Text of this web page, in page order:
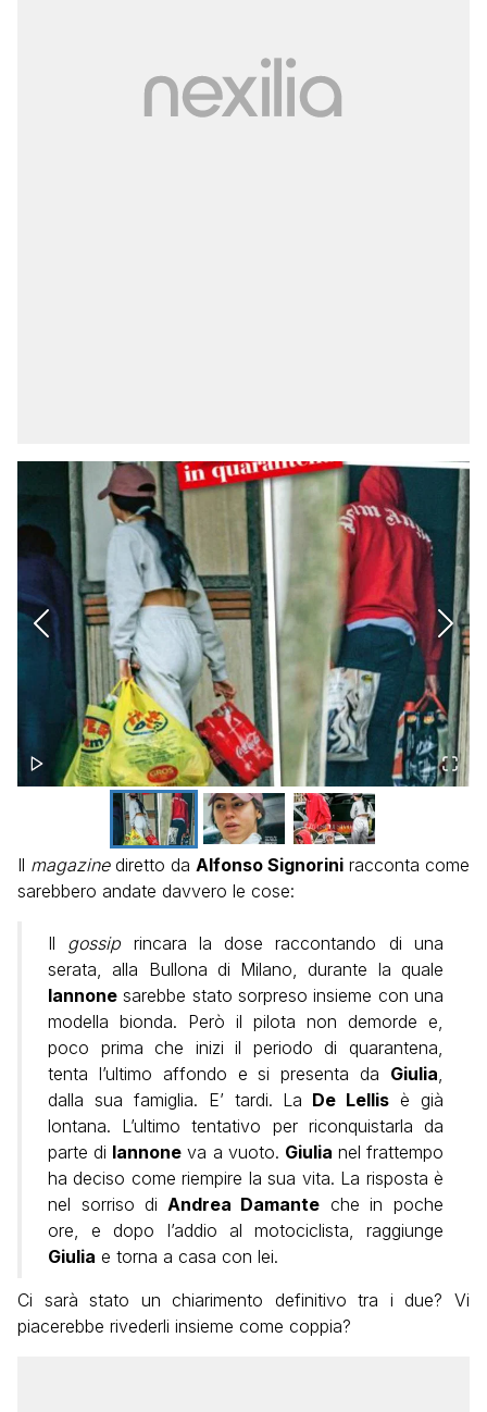
Il magazinediretto da Alfonso Signorini racconta come
sarebbero andate davvero le cose:
Il gossip rincara la dose raccontando di una
serata, alla Bullona di Milano, durante la quale
Iannone sarebbe stato sorpreso insieme con una
modella bionda. Però il pilota non demorde e,
poco prima che inizi il periodo di quarantena,
tenta l’ultimo affondo e si presenta da Giulia
dalla sua famiglia. E’ tardi. La De Lellis è già
lontana. L’ultimo tentativo per riconquistarla da
parte di Iannone va a vuoto. Giulia nel frattempo
ha deciso come riempire la sua vita. La risposta è
nel sorriso di Andrea Damante che in poche
ore, e dopo l’addio al motociclista, raggiunge
Giulia e torna a casa con lei.
Ci sarà stato un chiarimento definitivo tra i due? Vi
piacerebbe rivederli insieme come coppia?